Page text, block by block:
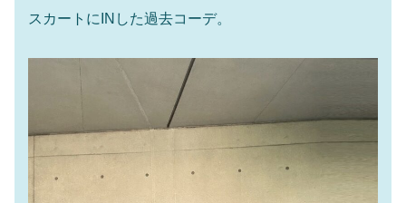
スカートにINした過去コーデ。